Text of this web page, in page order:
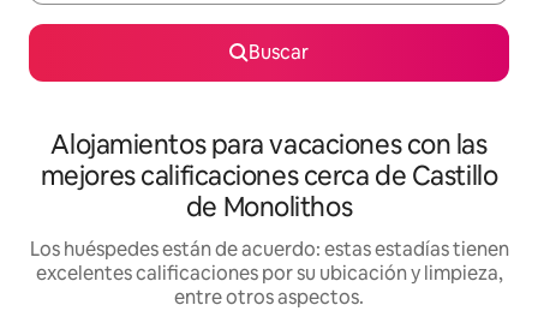
Buscar
Alojamientos para vacaciones con las
mejores calificaciones cerca de Castillo
de Monolithos
Los huéspedes están de acuerdo: estas estadías tienen
excelentes calificaciones por su ubicación y limpieza,
entre otros aspectos.